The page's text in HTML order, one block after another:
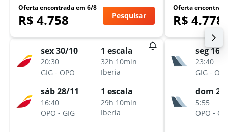
Oferta encontrada em 6/8
R$ 4.758 Pesquisar
sex 30/10
20:30
GIG - OPO
1 escala
32h 10min
Iberia
sáb 28/11
16:40
OPO - GIG
1 escala
29h 10min
Iberia
Oferta
R$ 4.778
seg 16/
23:40
GIG -
dom
5:55
OPO -